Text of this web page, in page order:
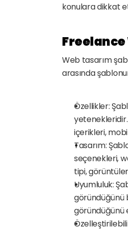
konulara dikkat
Freelance
Web tasarım
arasında
Özellikler:
içerikleri,
Tasarım:
seçenekleri,
tipi,
Uyumluluk:
göründüğünü
göründüğünü